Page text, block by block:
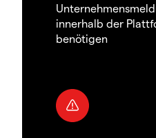
innerhalb der
benötigen